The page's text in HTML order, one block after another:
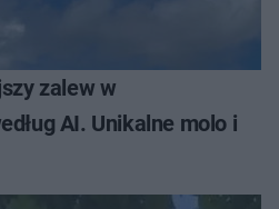
zalew w
AI. Unikalne molo i